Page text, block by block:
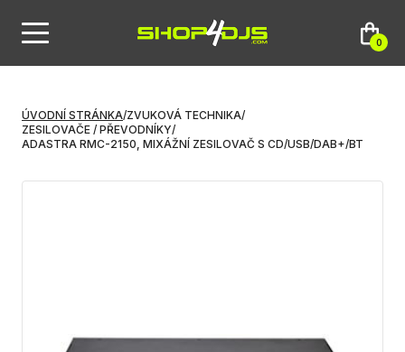
0
ÚVODNÍ STRÁNKA/ZVUKOVÁ TECHNIKA/
ZESILOVAČE / PŘEVODNÍKY/
ADASTRA RMC-2150, MIXÁŽNÍ ZESILOVAČ S CD/USB/DAB+/BT